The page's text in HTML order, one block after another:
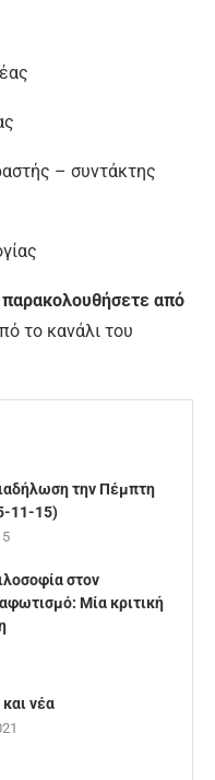
– συντάκτης
από
το κανάλι του
την Πέμπτη
11-15)
στον
Μία κριτική
νέα